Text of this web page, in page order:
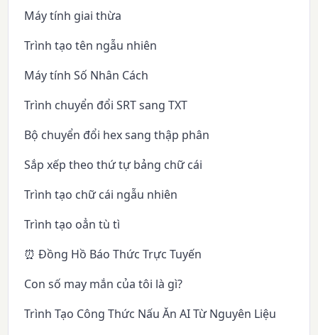
Máy tính giai thừa
Trình tạo tên ngẫu nhiên
Máy tính Số Nhân Cách
Trình chuyển đổi SRT sang TXT
Bộ chuyển đổi hex sang thập phân
Sắp xếp theo thứ tự bảng chữ cái
Trình tạo chữ cái ngẫu nhiên
Trình tạo oẳn tù tì
⏰ Đồng Hồ Báo Thức Trực Tuyến
Con số may mắn của tôi là gì?
Trình Tạo Công Thức Nấu Ăn AI Từ Nguyên Liệu